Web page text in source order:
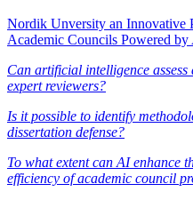
Nordik Unversity an Innovative
Academic Councils Powered by
Can artificial intelligence
expert reviewers?
Is it possible to identify
dissertation defense?
To what extent can AI enhance
efficiency of academic council